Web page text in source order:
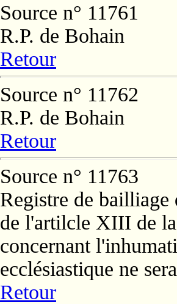
Source n° 11761
R.P. de Bohain
Retour
Source n° 11762
R.P. de Bohain
Retour
Source n° 11763
Registre de
de l'artilcle XIII de
concernant
ecclésiastique ne
Retour